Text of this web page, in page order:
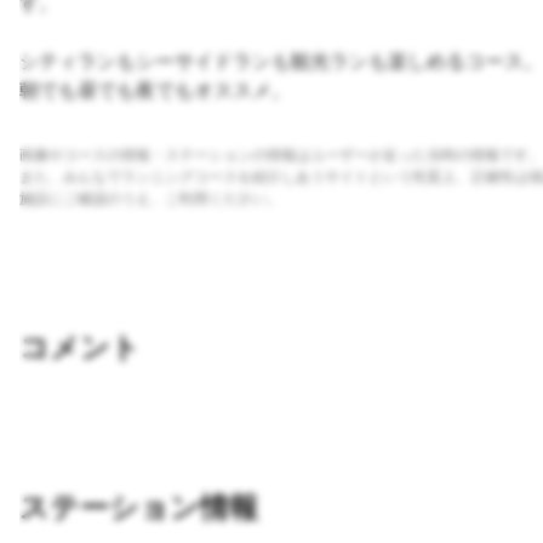
シティランもシーサイドランも観光ランも楽しめるコース。
朝でも昼でも夜でもオススメ。
画像やコースの情報・ステーションの情報はユーザーが走った当時の情報です。
また、みんなでランニングコースを紹介しあうサイトという性質上、正確性は
施設にご確認のうえ、ご利用ください。
コメント
ステーション情報